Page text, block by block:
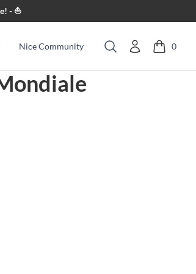
- ⛵
Nice Community
Cerca
0